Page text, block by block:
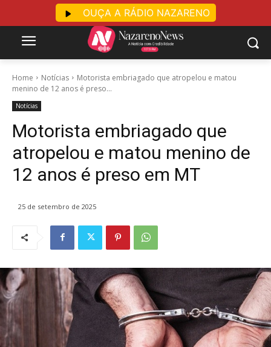
Home Notícias
Motorista embriagado que atropelou e matou
menino de 12 anos é preso...
Notícias
Motorista embriagado que
atropelou e matou menino de
12 anos é preso em MT
25 de setembro de 2025
OUÇA A RÁDIO NAZARENO